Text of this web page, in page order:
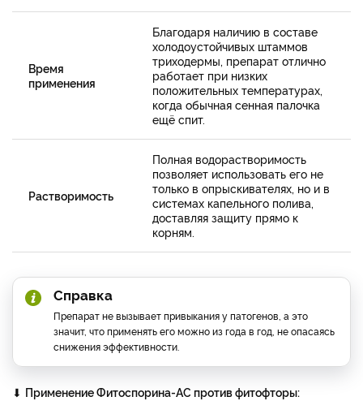
Время
применения
Благодаря наличию в составе
холодоустойчивых штаммов
триходермы, препарат отлично
работает при низких
положительных температурах,
когда обычная сенная палочка
ещё спит.
Растворимость
Полная водорастворимость
позволяет использовать его не
только в опрыскивателях, но и в
системах капельного полива,
доставляя защиту прямо к
корням.
Справка
Препарат не вызывает привыкания у патогенов, а это
значит, что применять его можно из года в год, не опасаясь
снижения эффективности.
⬇ Применение Фитоспорина-АС против фитофторы: